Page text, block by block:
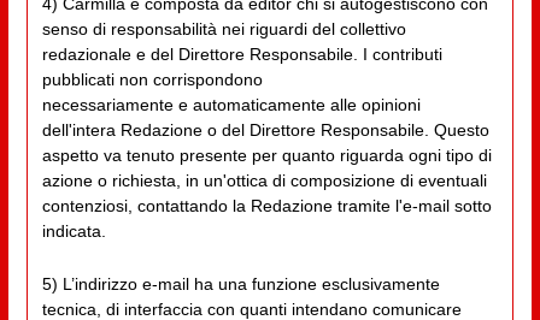
senso di responsabilità nei riguardi del collettivo
redazionale e del Direttore Responsabile. I contributi
pubblicati non corrispondono
necessariamente e automaticamente alle opinioni
dell'intera Redazione o del Direttore Responsabile. Questo
aspetto va tenuto presente per quanto riguarda ogni tipo di
azione o richiesta, in un'ottica di composizione di eventuali
contenziosi, contattando la Redazione tramite l'e-mail sotto
indicata.
5) L’indirizzo e-mail ha una funzione esclusivamente
tecnica, di interfaccia con quanti intendano comunicare